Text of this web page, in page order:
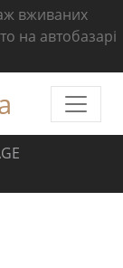
вживаних
на автобазарі